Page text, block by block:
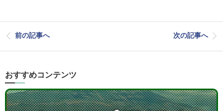
前の記事へ 次の記事へ
おすすめコンテンツ